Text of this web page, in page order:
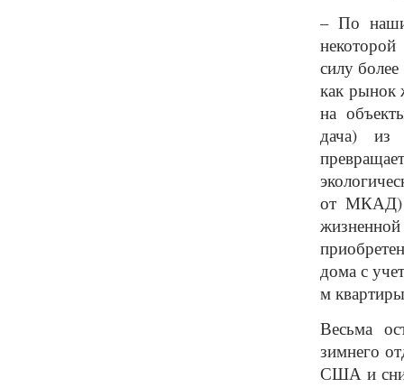
– По
силу
как рынок
на
дача) из
от МКАД)
дома с
м
Весьма
зимнего
США и